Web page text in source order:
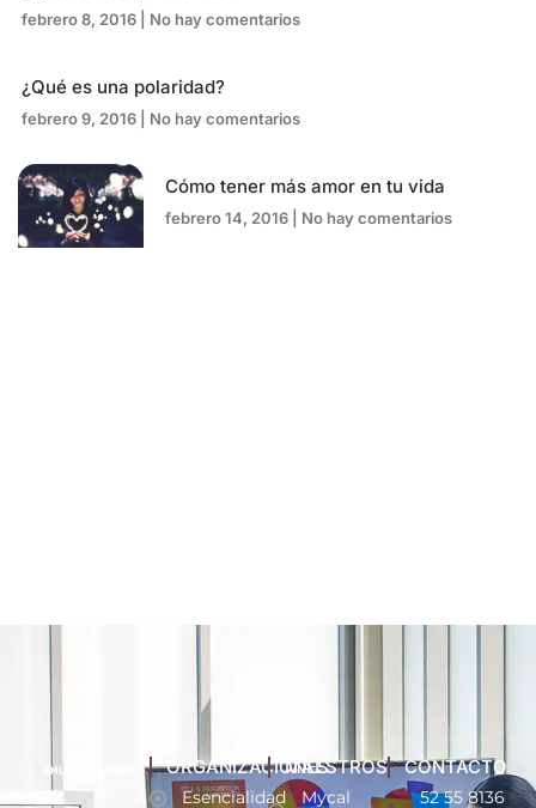
febrero 8, 2016 No hay comentarios
¿Qué es una polaridad?
febrero 9, 2016 No hay comentarios
Cómo tener más amor en tu vida
febrero 14, 2016 No hay comentarios
ORGANIZACIONES
Esencialidad
MAESTROS
Mycal
CONTACTO
52 55 8136